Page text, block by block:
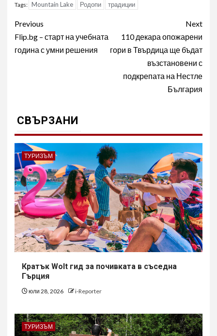
Tags: Mountain Lake Родопи традиции
Post
navigation
Previous
Flip.bg – старт на учебната
година с умни решения
Next
110 декара опожарени
гори в Твърдица ще бъдат
възстановени с
подкрепата на Нестле
България
СВЪРЗАНИ
ТУРИЗЪМ
Кратък Wolt гид за почивката в съседна
Гърция
юли 28, 2026 i-Reporter
ТУРИЗЪМ